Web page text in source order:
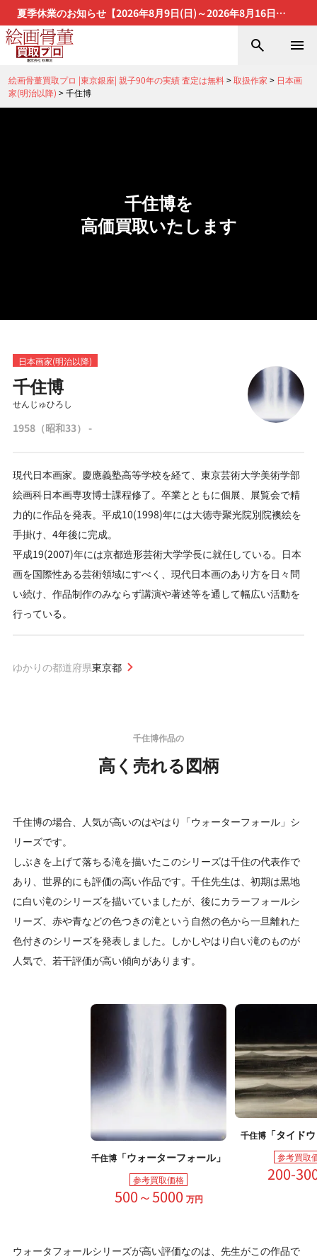
夏季休業のお知らせ【2026年8月9日(日)～2026年8月16日
(日)】
絵画骨董買取プロ |東京銀座| 親子90年の実績 査定は無料>取扱作家 > 日本画
家(明治以降) >千住博
千住博を
高価買取いたします
日本画家(明治以降)
千住博
せんじゅひろし
1958（昭和33） -
現代日本画家。慶應義塾高等学校を経て、東京芸術大学美術学部
絵画科日本画専攻博士課程修了。卒業とともに個展、展覧会で精
力的に作品を発表。平成10(1998)年には大徳寺聚光院別院襖絵を
手掛け、4年後に完成。
平成19(2007)年には京都造形芸術大学学長に就任している。日本
画を国際性ある芸術領域にすべく、現代日本画のあり方を日々問
い続け、作品制作のみならず講演や著述等を通して幅広い活動を
行っている。
ゆかりの都道府県東京都
千住博作品の
高く売れる図柄
千住博の場合、人気が高いのはやはり「ウォーターフォール」シ
リーズです。
しぶきを上げて落ちる滝を描いたこのシリーズは千住の代表作で
あり、世界的にも評価の高い作品です。千住先生は、初期は黒地
に白い滝のシリーズを描いていましたが、後にカラーフォールシ
リーズ、赤や青などの色つきの滝という自然の色から一旦離れた
色付きのシリーズを発表しました。しかしやはり白い滝のものが
人気で、若干評価が高い傾向があります。
千住博 「ウォーターフォール」
参考買取価格
500～5000 万円
千住博 「タイド
参考買取
200-
ウォータフォールシリーズが高い評価なのは、先生がこの作品で